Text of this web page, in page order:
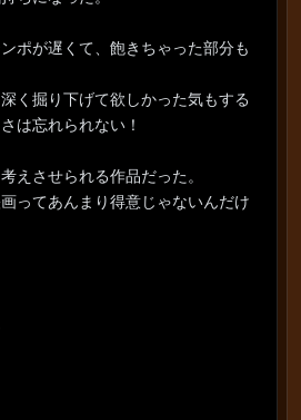
ポが遅くて、飽きちゃった部分も
く掘り下げて欲しかった気もする
は忘れられない！
えさせられる作品だった。
ってあんまり得意じゃないんだけ